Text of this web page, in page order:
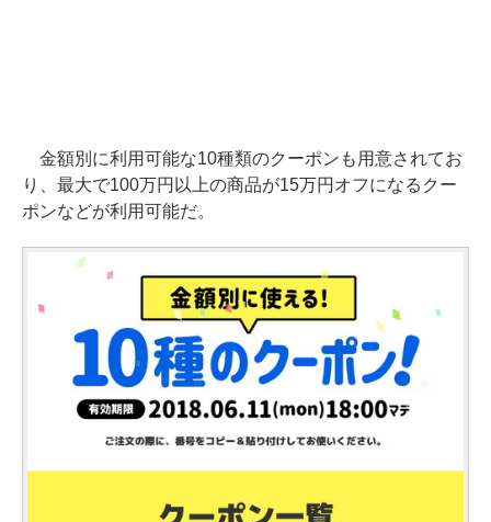
金額別に利用可能な10種類のクーポンも用意されてお
り、最大で100万円以上の商品が15万円オフになるクー
ポンなどが利用可能だ。